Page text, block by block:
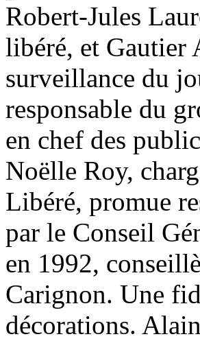
Robert-Jules
libéré, et Gautier
surveillance du
responsable du
en chef des
Noëlle Roy,
Libéré, promue
par le Conseil
en 1992,
Carignon. Une
décorations.